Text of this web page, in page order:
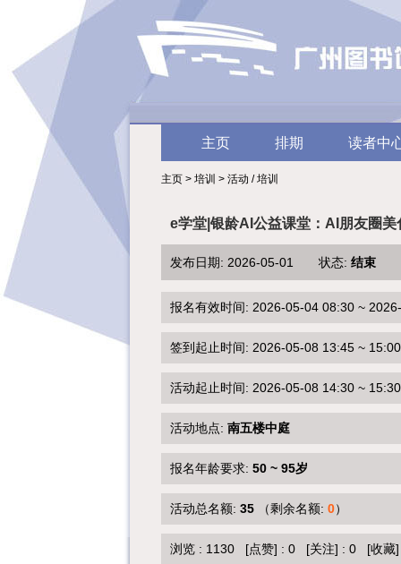
主页 排期 读者中
主页 > 培训 > 活动 / 培训
e学堂|银龄AI公益课堂：AI朋友圈美
发布日期: 2026-05-01 状态: 结束
报名有效时间: 2026-05-04 08:30 ~
签到起止时间: 2026-05-08 13:45 ~ 15:00
活动起止时间: 2026-05-08 14:30 ~ 15:30
活动地点: 南五楼中庭
报名年龄要求: 50 ~ 95岁
活动总名额: 35 （剩余名额: 0）
浏览 : 1130 [点赞] : 0 [关注] : 0 [收藏]